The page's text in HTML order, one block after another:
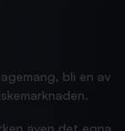
bli en av
även det egna